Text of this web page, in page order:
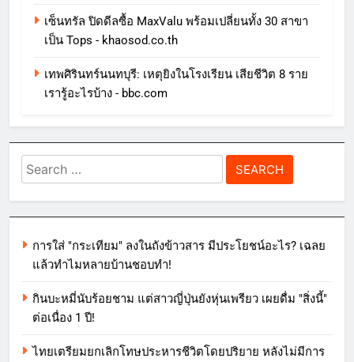
เซ็นทรัล ปิดดีลซื้อ MaxValu พร้อมเปลี่ยนทั้ง 30 สาขา
เป็น Tops - khaosod.co.th
เทพศิรินทร์นนทบุรี: เหตุยิงในโรงเรียน เสียชีวิต 8 ราย
เรารู้อะไรบ้าง - bbc.com
Search
for:
การใส่ "กระเทียม" ลงในถังข้าวสาร มีประโยชน์อะไร? เฉลย
แล้วทำไมหลายบ้านชอบทำ!
กินบะหมี่นับร้อยชาม แต่สาวญี่ปุ่นยังหุ่นเพรียว เผยดื่ม "สิ่งนี้"
ต่อเนื่อง 1 ปี!
ไทยเตรียมยกเลิกโทษประหารชีวิตโดยปริยาย หลังไม่มีการ